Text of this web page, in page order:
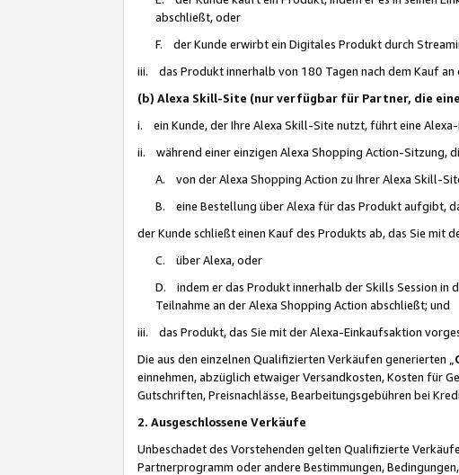
abschließt, oder
F. der Kunde erwirbt ein Digitales Produkt durch
iii. das Produkt innerhalb von 180 Tagen nach dem Kauf
(b) Alexa Skill-Site (nur verfügbar für Partner, die
i. ein Kunde, der Ihre Alexa Skill-Site nutzt, führt eine
ii. während einer einzigen Alexa Shopping Action-Sitzung,
A. von der Alexa Shopping Action zu Ihrer Alexa Skill-
B. eine Bestellung über Alexa für das Produkt aufgibt,
der Kunde schließt einen Kauf des Produkts ab, das Sie mit
C. über Alexa, oder
D. indem er das Produkt innerhalb der Skills Session in
Teilnahme an der Alexa Shopping Action abschließt; und
iii. das Produkt, das Sie mit der Alexa-Einkaufsaktion
Die aus den einzelnen Qualifizierten Verkäufen generierten „
einnehmen, abzüglich etwaiger Versandkosten, Kosten für
Gutschriften, Preisnachlässe, Bearbeitungsgebühren bei
2. Ausgeschlossene Verkäufe
Unbeschadet des Vorstehenden gelten Qualifizierte
Partnerprogramm oder andere Bestimmungen,